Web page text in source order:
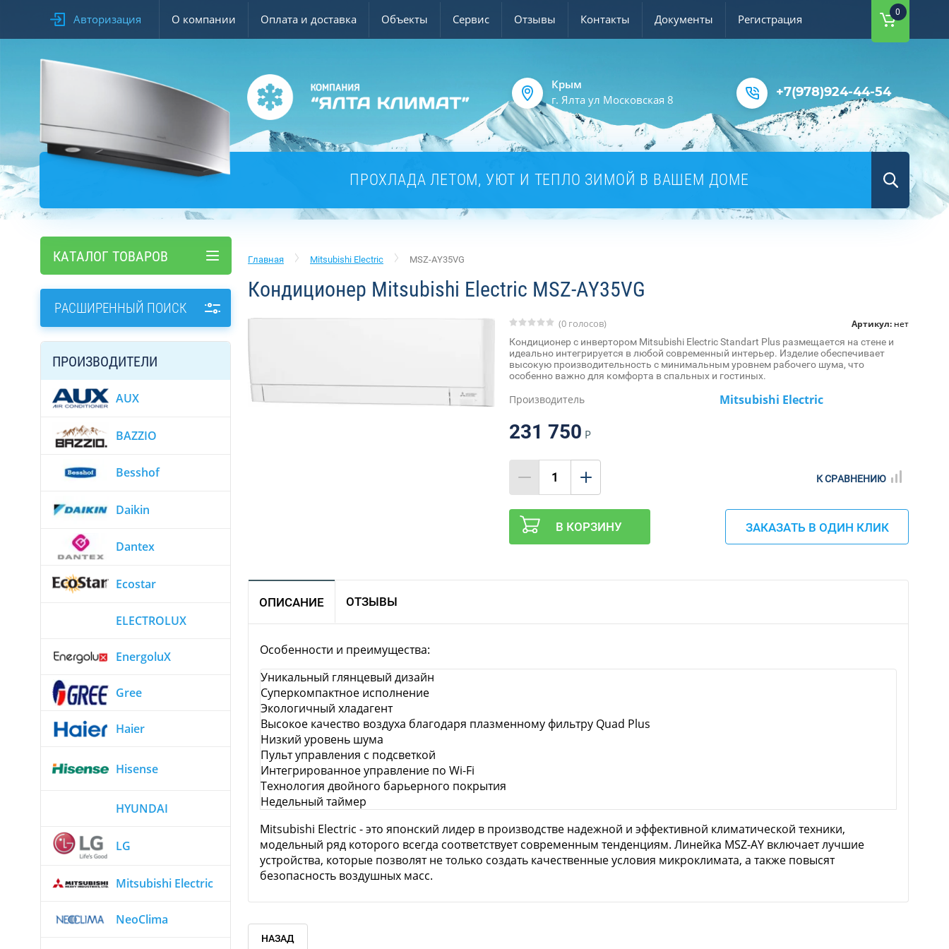
Авторизация О компании Оплата и доставка Объекты Сервис Отзывы Контакты Документы Регистрация
0
Крым
г. Ялта ул Московская 8
+7(978)924-44-54
ПРОХЛАДА ЛЕТОМ, УЮТ И ТЕПЛО ЗИМОЙ В ВАШЕМ ДОМЕ
КАТАЛОГ ТОВАРОВ
РАСШИРЕННЫЙ ПОИСК
ПРОИЗВОДИТЕЛИ
AUX
BAZZIO
Besshof
Daikin
Dantex
Ecostar
ELECTROLUX
EnergoluX
Gree
Haier
Hisense
HYUNDAI
LG
Mitsubishi Electric
NeoClima
Главная Mitsubishi Electric MSZ-AY35VG
Кондиционер Mitsubishi Electric MSZ-AY35VG
(0 голосов) Артикул: нет
Кондиционер с инвертором Mitsubishi Electric Standart Plus размещается на стене и
идеально интегрируется в любой современный интерьер. Изделие обеспечивает
высокую производительность с минимальным уровнем рабочего шума, что
особенно важно для комфорта в спальных и гостиных.
Производитель Mitsubishi Electric
231 750 Р
К СРАВНЕНИЮ
В КОРЗИНУ ЗАКАЗАТЬ В ОДИН КЛИК
ОПИСАНИЕ ОТЗЫВЫ
Особенности и преимущества:
Уникальный глянцевый дизайн
Суперкомпактное исполнение
Экологичный хладагент
Высокое качество воздуха благодаря плазменному фильтру Quad Plus
Низкий уровень шума
Пульт управления с подсветкой
Интегрированное управление по Wi-Fi
Технология двойного барьерного покрытия
Недельный таймер
Mitsubishi Electric - это японский лидер в производстве надежной и эффективной климатической техники,
модельный ряд которого всегда соответствует современным тенденциям. Линейка MSZ-AY включает лучшие
устройства, которые позволят не только создать качественные условия микроклимата, а также повысят
безопасность воздушных масс.
НАЗАД